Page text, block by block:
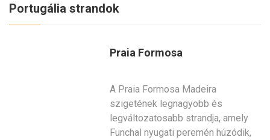
Portugália strandok
Praia Formosa
A Praia Formosa Madeira
szigetének legnagyobb és
legváltozatosabb strandja, amely
Funchal nyugati peremén húzódik,